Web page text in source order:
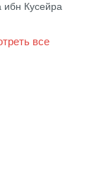
Кусейра
все